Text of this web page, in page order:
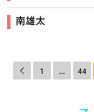
南雄太
1 ... 44